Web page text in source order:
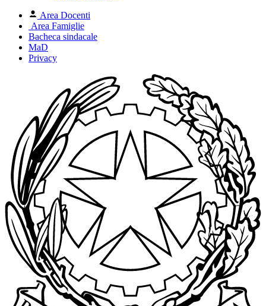
Area Docenti
Area Famiglie
Bacheca sindacale
MaD
Privacy